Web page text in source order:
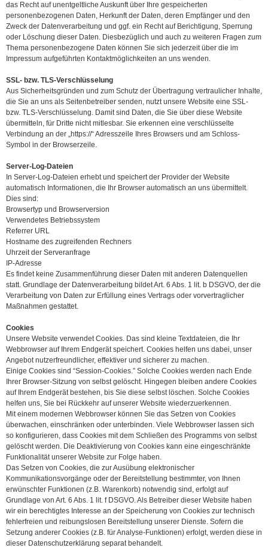
das Recht auf unentgeltliche Auskunft über Ihre gespeicherten
personenbezogenen Daten, Herkunft der Daten, deren Empfänger und den
Zweck der Datenverarbeitung und ggf. ein Recht auf Berichtigung, Sperrung
oder Löschung dieser Daten. Diesbezüglich und auch zu weiteren Fragen zum
Thema personenbezogene Daten können Sie sich jederzeit über die im
Impressum aufgeführten Kontaktmöglichkeiten an uns wenden.
SSL- bzw. TLS-Verschlüsselung
Aus Sicherheitsgründen und zum Schutz der Übertragung vertraulicher Inhalte,
die Sie an uns als Seitenbetreiber senden, nutzt unsere Website eine SSL-
bzw. TLS-Verschlüsselung. Damit sind Daten, die Sie über diese Website
übermitteln, für Dritte nicht mitlesbar. Sie erkennen eine verschlüsselte
Verbindung an der „https://“ Adresszeile Ihres Browsers und am Schloss-
Symbol in der Browserzeile.
Server-Log-Dateien
In Server-Log-Dateien erhebt und speichert der Provider der Website
automatisch Informationen, die Ihr Browser automatisch an uns übermittelt.
Dies sind:
Browsertyp und Browserversion
Verwendetes Betriebssystem
Referrer URL
Hostname des zugreifenden Rechners
Uhrzeit der Serveranfrage
IP-Adresse
Es findet keine Zusammenführung dieser Daten mit anderen Datenquellen
statt. Grundlage der Datenverarbeitung bildet Art. 6 Abs. 1 lit. b DSGVO, der die
Verarbeitung von Daten zur Erfüllung eines Vertrags oder vorvertraglicher
Maßnahmen gestattet.
Cookies
Unsere Website verwendet Cookies. Das sind kleine Textdateien, die Ihr
Webbrowser auf Ihrem Endgerät speichert. Cookies helfen uns dabei, unser
Angebot nutzerfreundlicher, effektiver und sicherer zu machen.
Einige Cookies sind “Session-Cookies.” Solche Cookies werden nach Ende
Ihrer Browser-Sitzung von selbst gelöscht. Hingegen bleiben andere Cookies
auf Ihrem Endgerät bestehen, bis Sie diese selbst löschen. Solche Cookies
helfen uns, Sie bei Rückkehr auf unserer Website wiederzuerkennen.
Mit einem modernen Webbrowser können Sie das Setzen von Cookies
überwachen, einschränken oder unterbinden. Viele Webbrowser lassen sich
so konfigurieren, dass Cookies mit dem Schließen des Programms von selbst
gelöscht werden. Die Deaktivierung von Cookies kann eine eingeschränkte
Funktionalität unserer Website zur Folge haben.
Das Setzen von Cookies, die zur Ausübung elektronischer
Kommunikationsvorgänge oder der Bereitstellung bestimmter, von Ihnen
erwünschter Funktionen (z.B. Warenkorb) notwendig sind, erfolgt auf
Grundlage von Art. 6 Abs. 1 lit. f DSGVO. Als Betreiber dieser Website haben
wir ein berechtigtes Interesse an der Speicherung von Cookies zur technisch
fehlerfreien und reibungslosen Bereitstellung unserer Dienste. Sofern die
Setzung anderer Cookies (z.B. für Analyse-Funktionen) erfolgt, werden diese in
dieser Datenschutzerklärung separat behandelt.